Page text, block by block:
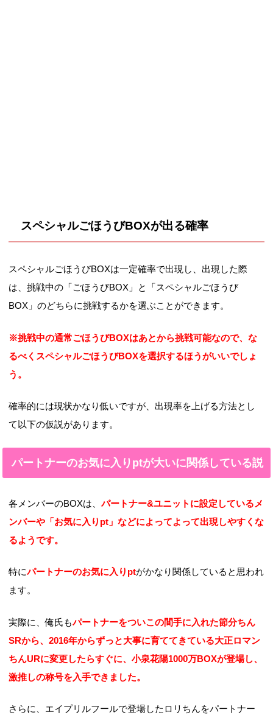
スペシャルごほうびBOXが出る確率
スペシャルごほうびBOXは一定確率で出現し、出現した際
は、挑戦中の「ごほうびBOX」と「スペシャルごほうび
BOX」のどちらに挑戦するかを選ぶことができます。
※挑戦中の通常ごほうびBOXはあとから挑戦可能なので、な
るべくスペシャルごほうびBOXを選択するほうがいいでしょ
う。
確率的には現状かなり低いですが、出現率を上げる方法とし
て以下の仮説があります。
パートナーのお気に入りptが大いに関係している説
各メンバーのBOXは、パートナー&ユニットに設定しているメ
ンバーや「お気に入りpt」などによってよって出現しやすくな
るようです。
特にパートナーのお気に入りptがかなり関係していると思われ
ます。
実際に、俺氏もパートナーをついこの間手に入れた節分ちん
SRから、2016年からずっと大事に育ててきている大正ロマン
ちんURに変更したらすぐに、小泉花陽1000万BOXが登場し、
激推しの称号を入手できました。
さらに、エイプリルフールで登場したロリちんをパートナー